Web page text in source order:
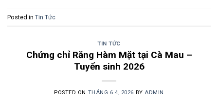
Posted in Tin Tức
TIN TỨC
Chứng chỉ Răng Hàm Mặt tại Cà Mau –
Tuyển sinh 2026
POSTED ON THÁNG 6 4, 2026 BYADMIN